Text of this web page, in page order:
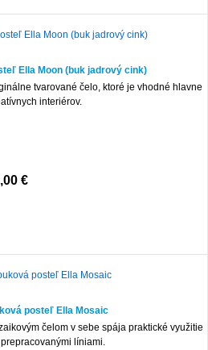
Ella Moon (buk jadrový cink)
tvarované čelo, ktoré je vhodné hlavne
interiérov.
€
posteľ Ella Mosaic
čelom v sebe spája praktické využitie
líniami.